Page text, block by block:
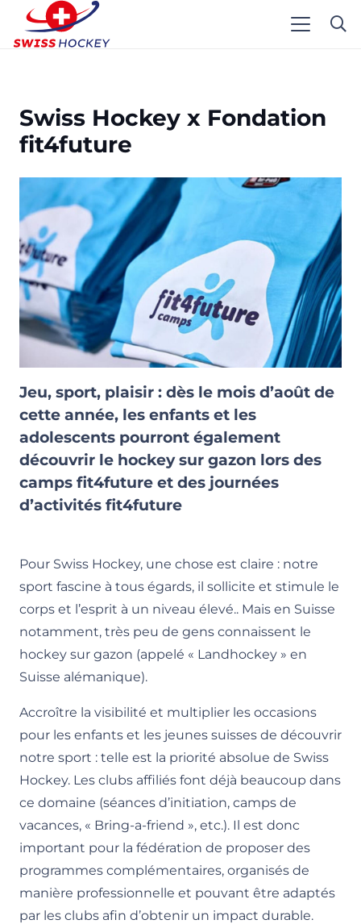
Swiss Hockey x Fondation
fit4future
Jeu, sport, plaisir : dès le mois d’août de
cette année, les enfants et les
adolescents pourront également
découvrir le hockey sur gazon lors des
camps fit4future et des journées
d’activités fit4future
Pour Swiss Hockey, une chose est claire : notre
sport fascine à tous égards, il sollicite et stimule le
corps et l’esprit à un niveau élevé.. Mais en Suisse
notamment, très peu de gens connaissent le
hockey sur gazon (appelé « Landhockey » en
Suisse alémanique).
Accroître la visibilité et multiplier les occasions
pour les enfants et les jeunes suisses de découvrir
notre sport : telle est la priorité absolue de Swiss
Hockey. Les clubs affiliés font déjà beaucoup dans
ce domaine (séances d’initiation, camps de
vacances, « Bring-a-friend », etc.). Il est donc
important pour la fédération de proposer des
programmes complémentaires, organisés de
manière professionnelle et pouvant être adaptés
par les clubs afin d’obtenir un impact durable.